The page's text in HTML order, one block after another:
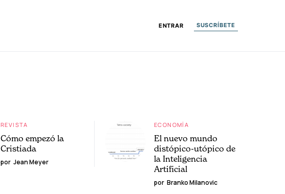
ENTRAR SUSCRÍBETE
REVISTA
Cómo empezó la
Cristiada
por Jean Meyer
ECONOMÍA
El nuevo mundo
distópico-utópico de
la Inteligencia
Artificial
por Branko Milanovic